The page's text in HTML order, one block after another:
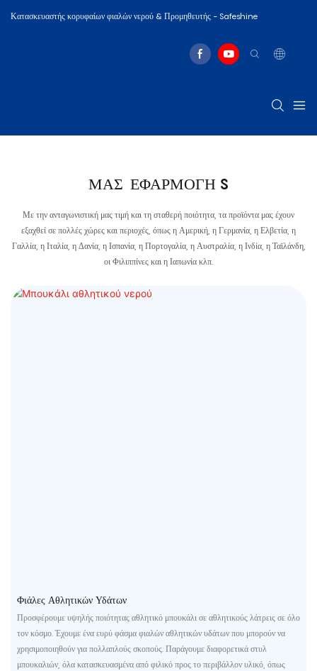
Κατασκευαστής κορυφαίων φιαλών νερού & Προμηθευτής - Safeshine
ΜΑΣ ΕΦΑΡΜΟΓΉ S
Με την ανταγωνιστική μας τιμή και τη σταθερή ποιότητα, τα προϊόντα μας έχουν
εξαχθεί σε πολλές χώρες και περιοχές, όπως η Αμερική, η Γερμανία, η Ελβετία, η
Γαλλία, η Ιταλία, η Δανία, η Ισπανία, η Πορτογαλία, η Αυστραλία, η Ινδία, η Ταϊλάνδη,
οι Φιλιππίνες και η Ιαπωνία κλπ.
Φιάλες Αθλητικών Υδάτων
Προσφέρουμε υψηλής ποιότητας αθλητικό μπουκάλι σε αθλητικούς λάτρεις σε όλο
τον κόσμο. Έχουμε ένα ευρύ φάσμα φιαλών αθλητικών υδάτων που μπορούν να
χρησιμοποιηθούν για πολλαπλούς σκοπούς. Παράγουμε διαφορετικά στυλ
μπουκαλιών, όλα κατασκευασμένα από φιλικό προς το περιβάλλον υλικό, όπως